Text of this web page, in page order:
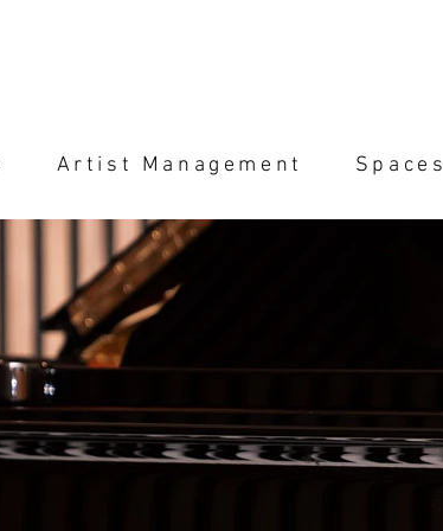
Artist Management Spaces